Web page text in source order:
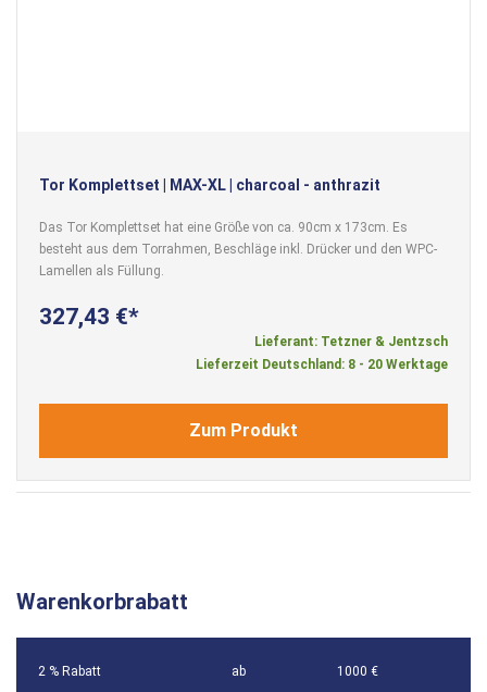
Tor Komplettset | MAX-XL | charcoal - anthrazit
Das Tor Komplettset hat eine Größe von ca. 90cm x 173cm. Es
besteht aus dem Torrahmen, Beschläge inkl. Drücker und den WPC-
Lamellen als Füllung.
327,43 €
Lieferant: Tetzner & Jentzsch
Lieferzeit Deutschland: 8 - 20 Werktage
Zum Produkt
Warenkorbrabatt
2 % Rabatt ab 1000 €